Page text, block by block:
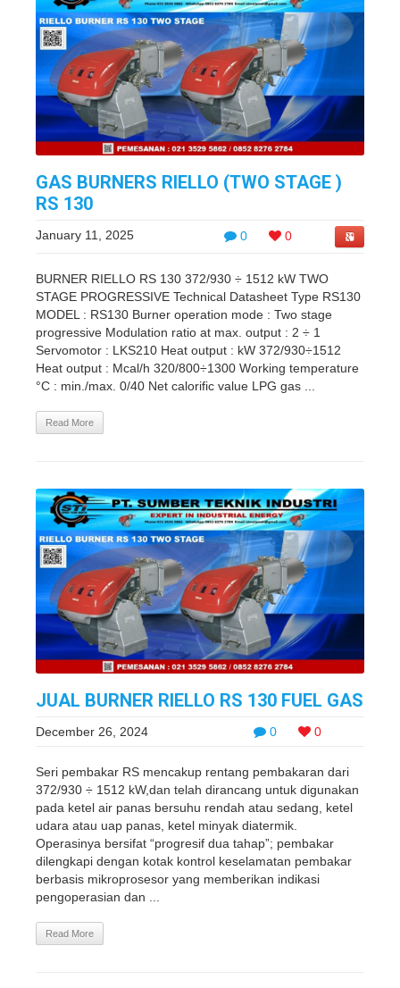
GAS BURNERS RIELLO (TWO STAGE )
RS 130
0 0
January 11, 2025
BURNER RIELLO RS 130 372/930 ÷ 1512 kW TWO
STAGE PROGRESSIVE Technical Datasheet Type RS130
MODEL : RS130 Burner operation mode : Two stage
progressive Modulation ratio at max. output : 2 ÷ 1
Servomotor : LKS210 Heat output : kW 372/930÷1512
Heat output : Mcal/h 320/800÷1300 Working temperature
°C : min./max. 0/40 Net calorific value LPG gas ...
Read More
JUAL BURNER RIELLO RS 130 FUEL GAS
0 0
December 26, 2024
Seri pembakar RS mencakup rentang pembakaran dari
372/930 ÷ 1512 kW,dan telah dirancang untuk digunakan
pada ketel air panas bersuhu rendah atau sedang, ketel
udara atau uap panas, ketel minyak diatermik.
Operasinya bersifat “progresif dua tahap”; pembakar
dilengkapi dengan kotak kontrol keselamatan pembakar
berbasis mikroprosesor yang memberikan indikasi
pengoperasian dan ...
Read More